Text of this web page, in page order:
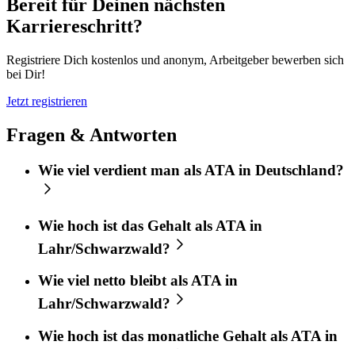
Bereit für Deinen nächsten
Karriereschritt?
Registriere Dich kostenlos und anonym, Arbeitgeber bewerben sich
bei Dir!
Jetzt registrieren
Fragen & Antworten
Wie viel verdient man als ATA in Deutschland?
Wie hoch ist das Gehalt als ATA in
Lahr/Schwarzwald?
Wie viel netto bleibt als ATA in
Lahr/Schwarzwald?
Wie hoch ist das monatliche Gehalt als ATA in